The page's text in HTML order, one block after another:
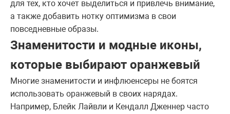
для тех, кто хочет выделиться и привлечь внимание,
а также добавить нотку оптимизма в свои
повседневные образы.
Знаменитости и модные иконы,
которые выбирают оранжевый
Многие знаменитости и инфлюенсеры не боятся
использовать оранжевый в своих нарядах.
Например, Блейк Лайвли и Кендалл Дженнер часто